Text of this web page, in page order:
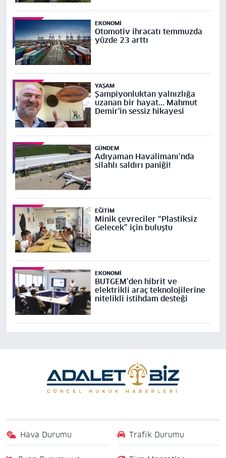
EKONOMI
Otomotiv ihracatı temmuzda
yüzde 23 arttı
YAŞAM
Şampiyonluktan yalnızlığa
uzanan bir hayat... Mahmut
Demir'in sessiz hikayesi
GÜNDEM
Adıyaman Havalimanı’nda
silahlı saldırı paniği!
EĞITIM
Minik çevreciler “Plastiksiz
Gelecek” için buluştu
EKONOMI
BUTGEM’den hibrit ve
elektrikli araç teknolojilerine
nitelikli istihdam desteği
Hava Durumu Trafik Durumu